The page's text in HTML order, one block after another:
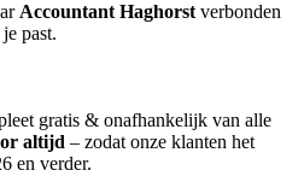
Accountant Haghorstverbonden
past.
gratis & onafhankelijk van alle
altijd – zodat onze klanten het
en verder.